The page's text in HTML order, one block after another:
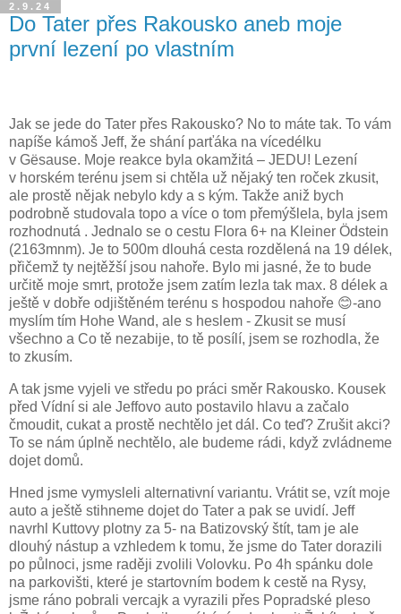
2.9.24
Do Tater přes Rakousko aneb moje
první lezení po vlastním
Jak se jede do Tater přes Rakousko? No to máte tak. To vám
napíše kámoš Jeff, že shání parťáka na vícedélku
v Gësause. Moje reakce byla okamžitá – JEDU! Lezení
v horském terénu jsem si chtěla už nějaký ten roček zkusit,
ale prostě nějak nebylo kdy a s kým. Takže aniž bych
podrobně studovala topo a více o tom přemýšlela, byla jsem
rozhodnutá . Jednalo se o cestu Flora 6+ na Kleiner Ödstein
(2163mnm). Je to 500m dlouhá cesta rozdělená na 19 délek,
přičemž ty nejtěžší jsou nahoře. Bylo mi jasné, že to bude
určitě moje smrt, protože jsem zatím lezla tak max. 8 délek a
ještě v dobře odjištěném terénu s hospodou nahoře 😊-ano
myslím tím Hohe Wand, ale s heslem - Zkusit se musí
všechno a Co tě nezabije, to tě posílí, jsem se rozhodla, že
to zkusím.
A tak jsme vyjeli ve středu po práci směr Rakousko. Kousek
před Vídní si ale Jeffovo auto postavilo hlavu a začalo
čmoudit, cukat a prostě nechtělo jet dál. Co teď? Zrušit akci?
To se nám úplně nechtělo, ale budeme rádi, když zvládneme
dojet domů.
Hned jsme vymysleli alternativní variantu. Vrátit se, vzít moje
auto a ještě stihneme dojet do Tater a pak se uvidí. Jeff
navrhl Kuttovy plotny za 5- na Batizovský štít, tam je ale
dlouhý nástup a vzhledem k tomu, že jsme do Tater dorazili
po půlnoci, jsme raději zvolili Volovku. Po 4h spánku dole
na parkovišti, které je startovním bodem k cestě na Rysy,
jsme ráno pobrali vercajk a vyrazili přes Popradské pleso